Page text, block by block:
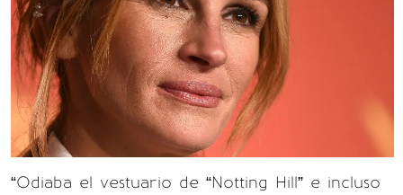
“Odiaba el vestuario de “Notting Hill” e incluso